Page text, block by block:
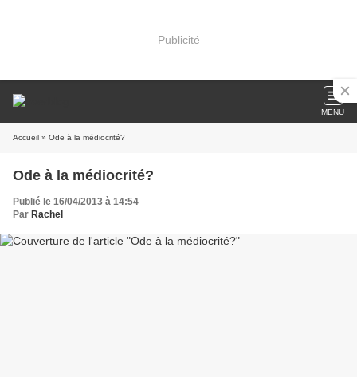
Publicité
MENU
Accueil » Ode à la médiocrité?
Ode à la médiocrité?
Publié le 16/04/2013 à 14:54
Par Rachel